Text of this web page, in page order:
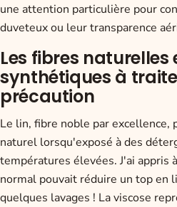
une attention particulière pour
duveteux ou leur transparence
Les fibres naturelles
synthétiques à
précaution
Le lin, fibre noble par excellence,
naturel lorsqu'exposé à des
températures élevées. J'ai appris
normal pouvait réduire un top en
quelques lavages ! La viscose